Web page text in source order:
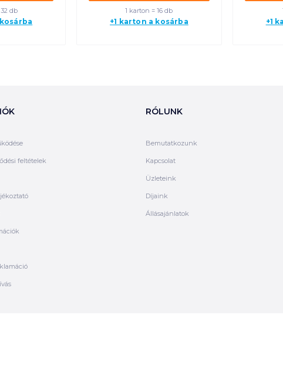
db 1 karton = 16 db
+1 karton a kosárba +1
feltételek
RÓLUNK
Bemutatkozunk
Kapcsolat
Üzleteink
Díjaink
Állásajánlatok